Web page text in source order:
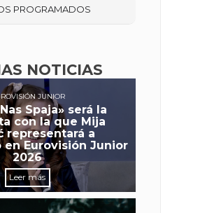
PROGRAMADOS
NOTICIAS
JUNIOR
Spaja» será la
con la que Mija
representará a
Eurovisión Junior
2026
Leer más